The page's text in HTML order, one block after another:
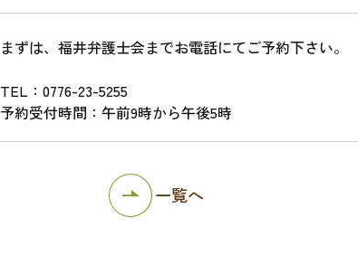
まずは、福井弁護士会までお電話にてご予約下さい。
TEL：0776-23-5255
予約受付時間：午前9時から午後5時
一覧へ